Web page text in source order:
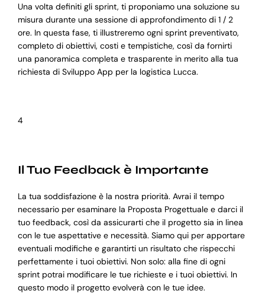
Una volta definiti gli sprint, ti proponiamo una soluzione su
misura durante una sessione di approfondimento di 1 / 2
ore. In questa fase, ti illustreremo ogni sprint preventivato,
completo di obiettivi, costi e tempistiche, così da fornirti
una panoramica completa e trasparente in merito alla tua
richiesta di Sviluppo App per la logistica Lucca.
4
Il Tuo Feedback è Importante
La tua soddisfazione è la nostra priorità. Avrai il tempo
necessario per esaminare la Proposta Progettuale e darci il
tuo feedback, così da assicurarti che il progetto sia in linea
con le tue aspettative e necessità. Siamo qui per apportare
eventuali modifiche e garantirti un risultato che rispecchi
perfettamente i tuoi obiettivi. Non solo: alla fine di ogni
sprint potrai modificare le tue richieste e i tuoi obiettivi. In
questo modo il progetto evolverà con le tue idee.